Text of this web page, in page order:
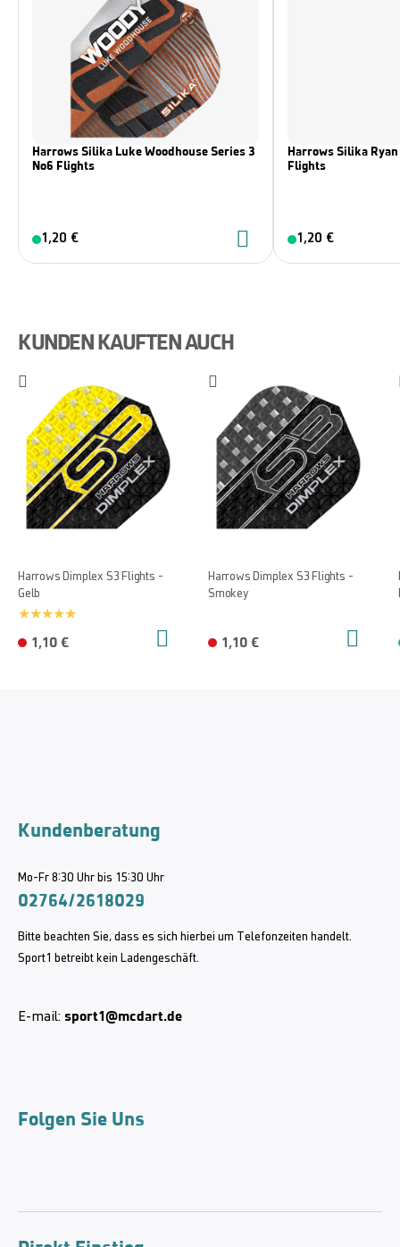
Harrows Silika Luke Woodhouse Series 3
No6 Flights
1,20 €
Harrows Silika
Flights
1,20 €
KUNDEN KAUFTEN AUCH
Harrows Dimplex S3 Flights -
Gelb
1,10 €
Harrows Dimplex S3 Flights -
Smokey
1,10 €
Kundenberatung
Mo-Fr 8:30 Uhr bis 15:30 Uhr
02764/2618029
Bitte beachten Sie, dass es sich hierbei um Telefonzeiten handelt.
Sport1 betreibt kein Ladengeschäft.
E-mail: sport1@mcdart.de
Folgen Sie Uns